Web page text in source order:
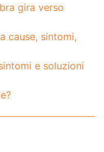
gira verso
cause, sintomi,
e soluzioni